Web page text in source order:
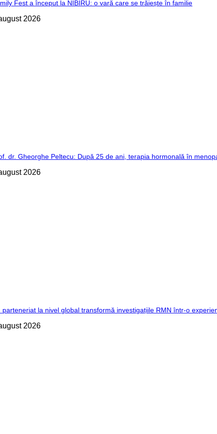
Fest a început la NIBIRU: o vară care se trăiește în familie
2026
dr. Gheorghe Peltecu: După 25 de ani, terapia hormonală în
2026
parteneriat la nivel global transformă investigațiile RMN într-o
2026